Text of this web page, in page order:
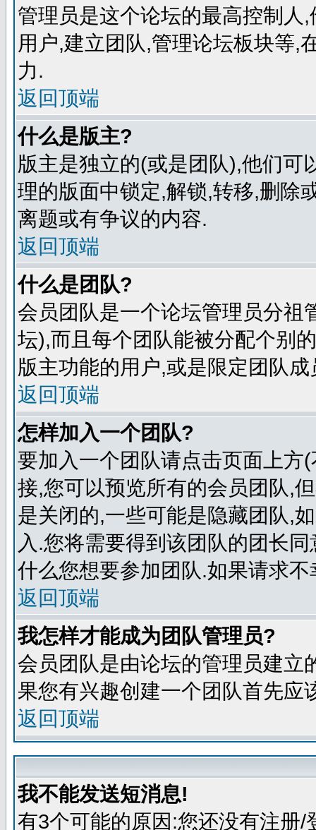
管理员是这个论坛的最高控制人
用户,建立团队,管理论坛板块等,
力.
返回顶端
什么是版主?
版主是独立的(或是团队),他们可
理的版面中锁定,解锁,转移,删除
离题或有争议的内容.
返回顶端
什么是团队?
会员团队是一个论坛管理员分祖
坛),而且每个团队能被分配个别
版主功能的用户,或是限定团队
返回顶端
怎样加入一个团队?
要加入一个团队请点击页面上方
接,您可以预览所有的会员团队,
是关闭的,一些可能是隐藏团队,
入.您将需要得到该团队的团长
什么您想要参加团队.如果请求
返回顶端
我怎样才能成为团队管理员?
会员团队是由论坛的管理员建立
果您有兴趣创建一个团队首先应
返回顶端
我不能发送短消息!
有3个可能的原因:您还没有注册